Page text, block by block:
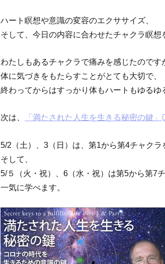
ハート瞑想や意識の変容のエクササイズ、
そして、今日の内容に合わせたチャクラ瞑想
わたしもあるチャクラで痛みを感じたのです
体に気づきをもたらすことがとても大切で、
終わってからはすっかり体もハートもゆるゆ
次は、 「満たされた人生を生きる秘密の鍵」
5/2（土）、3（日）は、第1から第4チャクラ
そして、
5/５（火・祝）、6（水・祝）は第5から第7チ
一気に学べます。